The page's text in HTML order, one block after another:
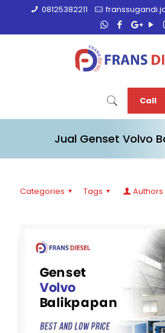
08125382211
Call
Jual Genset Volvo
Categories Tags Authors